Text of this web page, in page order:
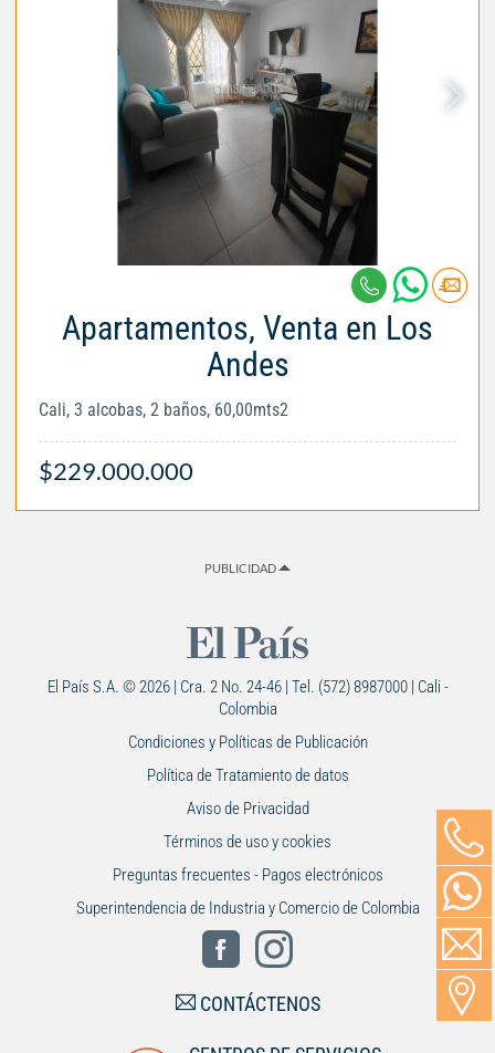
Apartamentos, Venta en Los
Andes
Cali, 3 alcobas, 2 baños, 60,00mts2
$229.000.000
PUBLICIDAD
El País S.A. © 2026 | Cra. 2 No. 24-46 | Tel. (572) 8987000 | Cali -
Colombia
Condiciones y Políticas de Publicación
Política de Tratamiento de datos
Aviso de Privacidad
Términos de uso y cookies
Preguntas frecuentes - Pagos electrónicos
Superintendencia de Industria y Comercio de Colombia
CONTÁCTENOS